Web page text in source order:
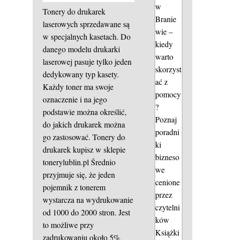
Tonery do drukarek
laserowych sprzedawane są
w specjalnych kasetach. Do
danego modelu drukarki
laserowej pasuje tylko jeden
dedykowany typ kasety.
Każdy toner ma swoje
oznaczenie i na jego
podstawie można określić,
do jakich drukarek można
go zastosować. Tonery do
drukarek kupisz w sklepie
tonerylublin.pl Średnio
przyjmuje się, że jeden
pojemnik z tonerem
wystarcza na wydrukowanie
od 1000 do 2000 stron. Jest
to możliwe przy
zadrukowaniu około 5%
w
Branie
wie –
kiedy
warto
skorzyst
ać z
pomocy
?
Poznaj
poradni
ki
bizneso
we
cenione
przez
czytelni
ków
Książki